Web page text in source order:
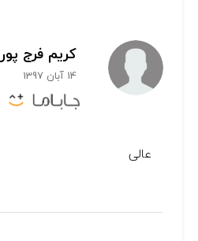
کریم فرج پور
14 آبان 1397
عالی